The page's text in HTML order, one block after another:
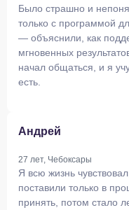
Было страшно и
только с программой
— объяснили, как
мгновенных
начал общаться, и я
есть.
Андрей
27 лет, Чебоксары
Я всю жизнь
поставили только в
принять, потом стало